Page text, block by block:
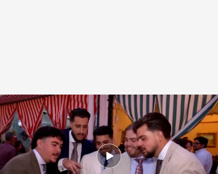
La afición del Real Betis se vuelve del Rayo por un día ElDesmarque
Celia Pérez
08 MAY 2026 - 10:47h.
La afición verdiblanca se vuelve del Rayo por